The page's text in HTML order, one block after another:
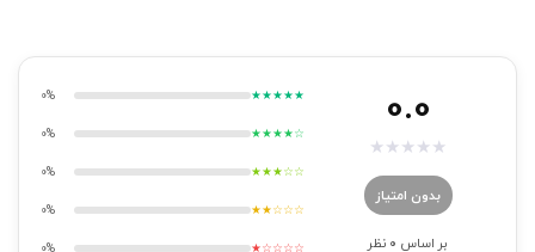
0.0
★
★
★
★
★
بدون امتیاز
بر اساس 0 نظر
★★★★★
0%
★★★★☆
0%
★★★☆☆
0%
★★☆☆☆
0%
★☆☆☆☆
0%